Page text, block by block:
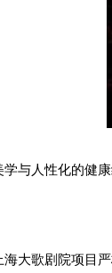
与人性化的健
大歌剧院项目